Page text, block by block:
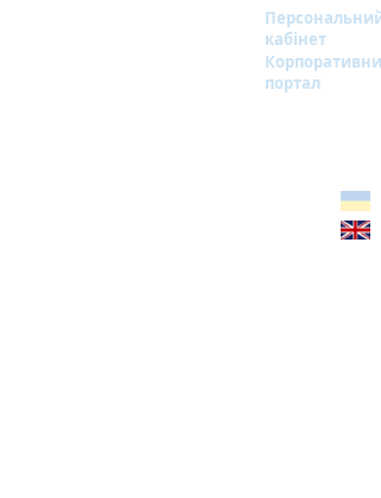
кабінет
портал